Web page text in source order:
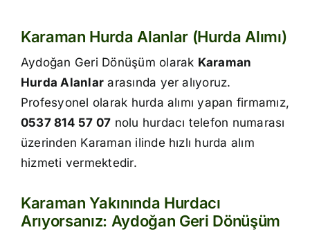
Hakkımızda
İletişim
Karaman Hurda Alanlar (Hurda Alımı)
Aydoğan Geri Dönüşüm olarak Karaman
Hurda Alanlar arasında yer alıyoruz.
Profesyonel olarak hurda alımı yapan firmamız,
0537 814 57 07 nolu hurdacı telefon numarası
üzerinden Karaman ilinde hızlı hurda alım
hizmeti vermektedir.
Karaman Yakınında Hurdacı
Arıyorsanız: Aydoğan Geri Dönüşüm